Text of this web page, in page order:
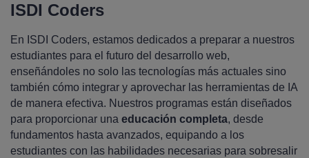
ISDI Coders
En ISDI Coders, estamos dedicados a preparar a nuestros
estudiantes para el futuro del desarrollo web,
enseñándoles no solo las tecnologías más actuales sino
también cómo integrar y aprovechar las herramientas de IA
de manera efectiva. Nuestros programas están diseñados
para proporcionar una educación completa, desde
fundamentos hasta avanzados, equipando a los
estudiantes con las habilidades necesarias para sobresalir